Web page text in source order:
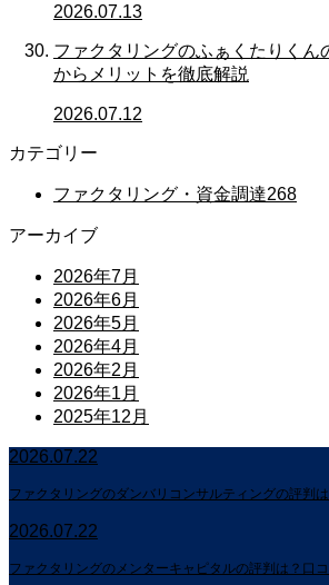
2026.07.13
ファクタリングのふぁくたりくん
からメリットを徹底解説
2026.07.12
カテゴリー
ファクタリング・資金調達268
アーカイブ
2026年7月
2026年6月
2026年5月
2026年4月
2026年2月
2026年1月
2025年12月
2026.07.22
ファクタリングのダンバリコンサルティングの評判
2026.07.22
ファクタリングのメンターキャピタルの評判は？口